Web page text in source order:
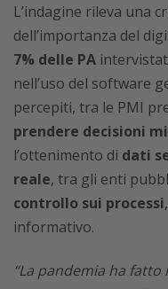
L’indagine rileva una
dell’importanza del
7% delle PA
nell’uso del software
percepiti, tra le PMI
prendere decisioni
l’ottenimento di dati
reale, tra gli enti
controllo sui processi
informativo.
“La pandemia ha